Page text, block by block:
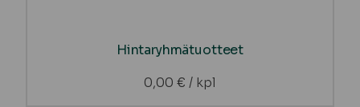
Hintaryhmätuotteet
0,00 € / kpl